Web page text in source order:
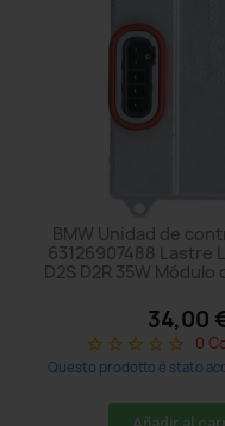
BMW Unidad de
63126907488 Lastre
D2S D2R 35W
34,00
star_border star_border star_border star_border star_border 0
Questo prodotto è stato